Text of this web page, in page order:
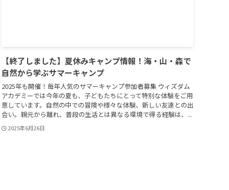
【終了しました】夏休みキャンプ情報！海・山・森で
自然から学ぶサマーキャンプ
2025年も開催！毎年人気のサマーキャンプ参加者募集 ウィズダム
アカデミーでは今年の夏も、子どもたちにとって特別な体験をご用
意しています。自然の中での冒険や様々な体験、新しい友達との出
会い。親元から離れ、普段の生活とは異なる環境で得る経験は、...
2025年6月26日